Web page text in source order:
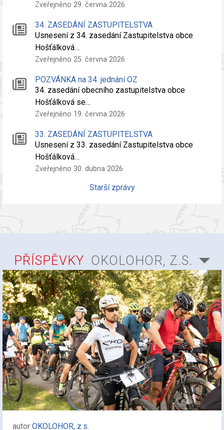
Zveřejněno 29. června 2026
34. ZASEDÁNÍ ZASTUPITELSTVA
Usnesení z 34. zasedání Zastupitelstva obce
Hošťálková…
Zveřejněno 25. června 2026
POZVÁNKA na 34. jednání OZ
34. zasedání obecního zastupitelstva obce
Hošťálková se…
Zveřejněno 19. června 2026
33. ZASEDÁNÍ ZASTUPITELSTVA
Usnesení z 33. zasedání Zastupitelstva obce
Hošťálková…
Zveřejněno 30. dubna 2026
Starší zprávy
PŘÍSPĚVKY OKOLOHOR, Z.S.
autor OKOLOHOR, z.s.